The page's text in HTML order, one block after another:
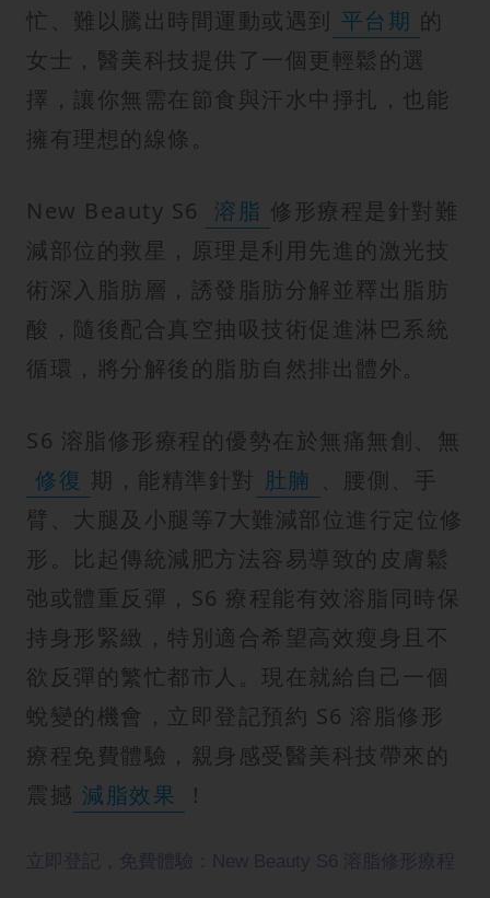
忙、難以騰出時間運動或遇到 平台期 的
女士，醫美科技提供了一個更輕鬆的選
擇，讓你無需在節食與汗水中掙扎，也能
擁有理想的線條。
New Beauty S6 溶脂 修形療程是針對難
減部位的救星，原理是利用先進的激光技
術深入脂肪層，誘發脂肪分解並釋出脂肪
酸，隨後配合真空抽吸技術促進淋巴系統
循環，將分解後的脂肪自然排出體外。
S6 溶脂修形療程的優勢在於無痛無創、無
修復 期，能精準針對 肚腩 、腰側、手
臂、大腿及小腿等7大難減部位進行定位修
形。比起傳統減肥方法容易導致的皮膚鬆
弛或體重反彈，S6 療程能有效溶脂同時保
持身形緊緻，特別適合希望高效瘦身且不
欲反彈的繁忙都市人。現在就給自己一個
蛻變的機會，立即登記預約 S6 溶脂修形
療程免費體驗，親身感受醫美科技帶來的
震撼 減脂效果 ！